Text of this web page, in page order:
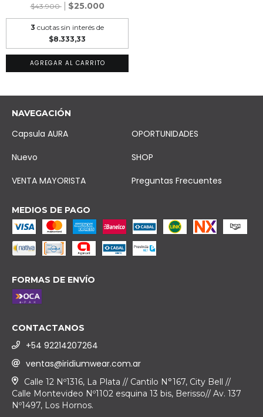
$43.900
$25.000
3 cuotas sin interés de
$8.333,33
AGREGAR AL CARRITO
NAVEGACIÓN
Capsula AURA
OPORTUNIDADES
Nuevo
SHOP
VENTA MAYORISTA
Preguntas Frecuentes
MEDIOS DE PAGO
FORMAS DE ENVÍO
CONTACTANOS
+54 92214207264
ventas@iridiumwear.com.ar
Calle 12 Nº1316, La Plata // Cantilo N°167, City Bell //
Calle Montevideo Nº1102 esquina 13 bis, Berisso// Av. 137
Nº1497, Los Hornos.